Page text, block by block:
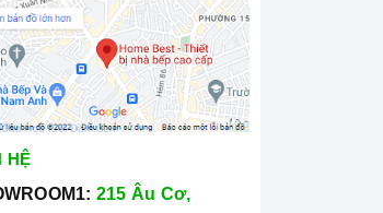
HỆ
215 Âu Cơ,